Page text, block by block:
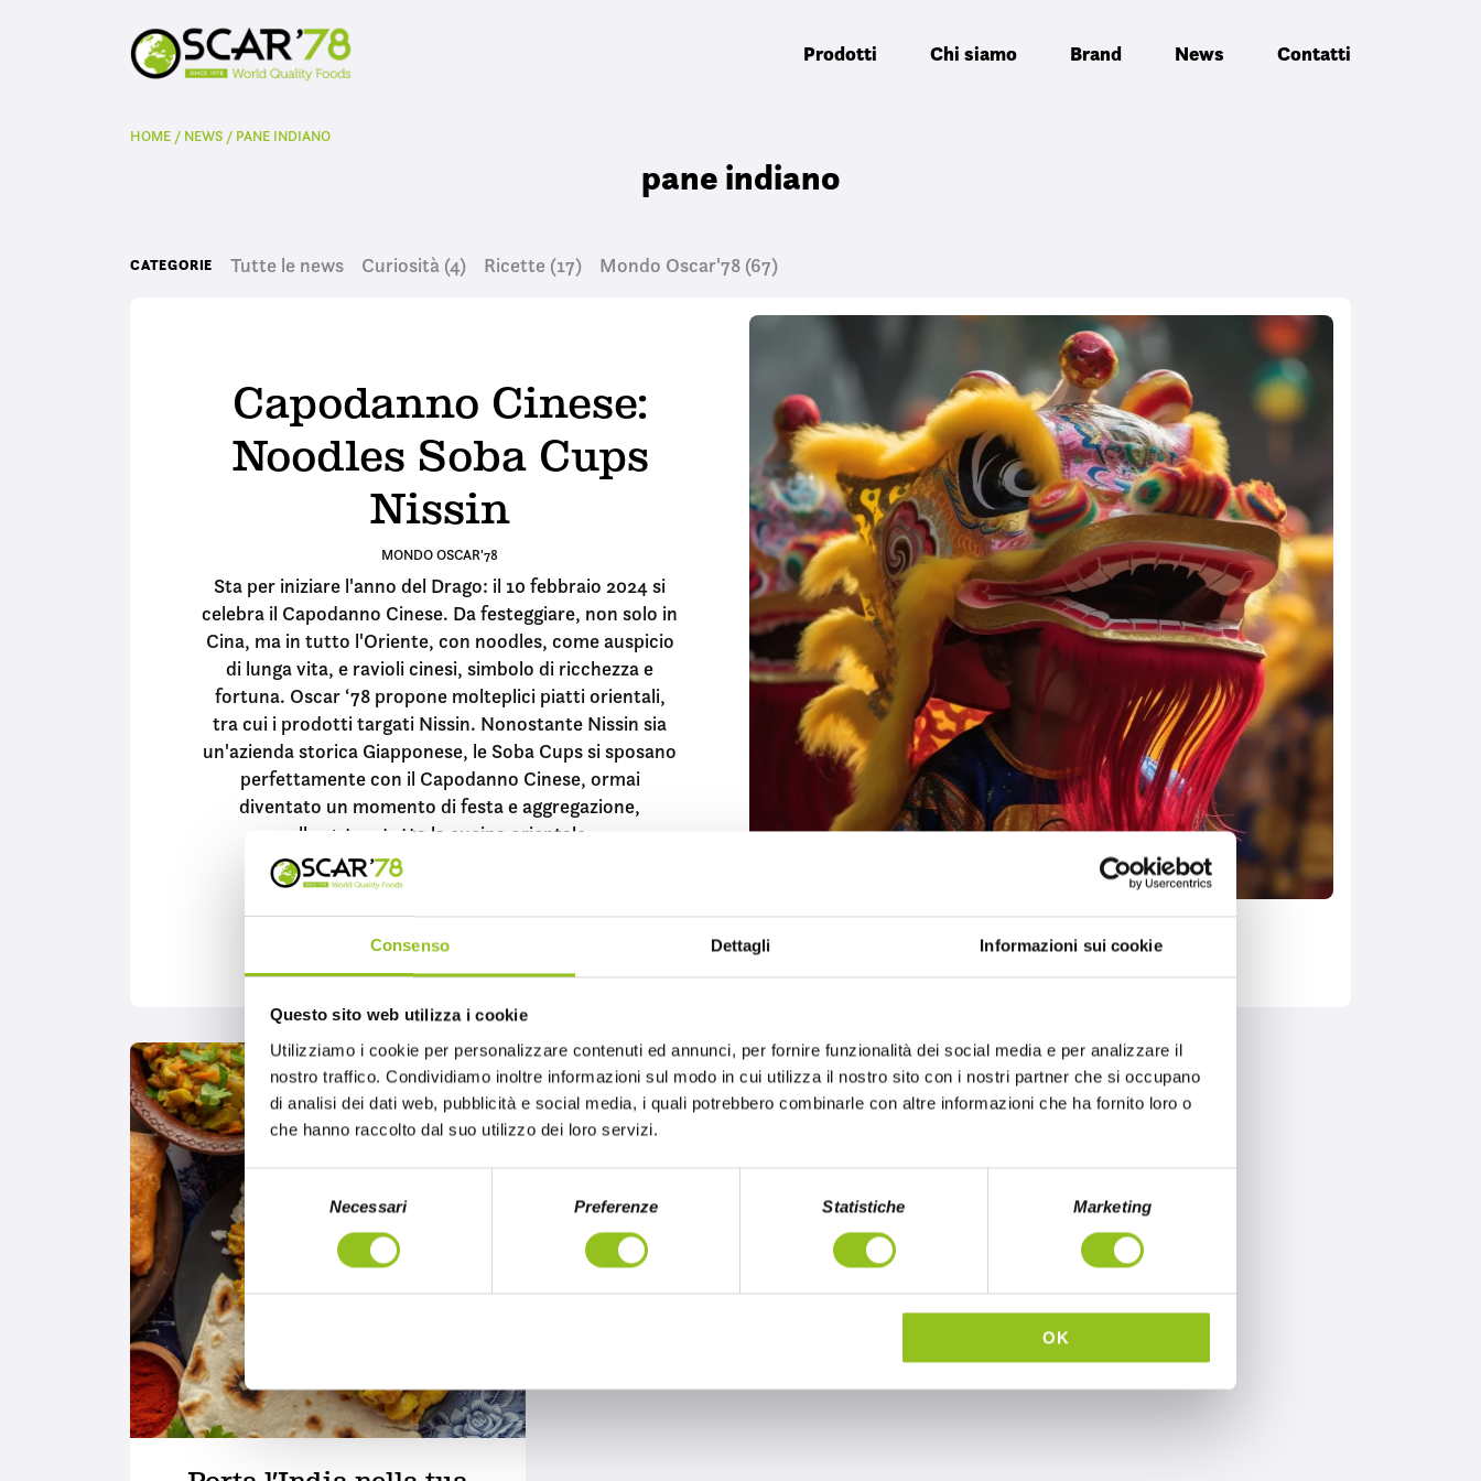
Consenso Dettagli Informazioni sui cookie
Questo sito web utilizza i cookie
Utilizziamo i cookie per personalizzare contenuti ed annunci, per fornire funzionalità dei social media e per analizzare il
nostro traffico. Condividiamo inoltre informazioni sul modo in cui utilizza il nostro sito con i nostri partner che si occupano
di analisi dei dati web, pubblicità e social media, i quali potrebbero combinarle con altre informazioni che ha fornito loro o
che hanno raccolto dal suo utilizzo dei loro servizi.
S
e
l
e
z
i
o
n
e
Necessari Preferenze Statistiche Marketing
OK
Prodotti Chi siamo Brand News Contatti
HOME / NEWS / PANE INDIANO
pane indiano
CATEGORIE Tutte le news Curiosità (4) Ricette (17) Mondo Oscar'78 (67)
Capodanno Cinese:
Noodles Soba Cups
Nissin
MONDO OSCAR'78
Sta per iniziare l'anno del Drago: il 10 febbraio 2024 si
celebra il Capodanno Cinese. Da festeggiare, non solo in
Cina, ma in tutto l'Oriente, con noodles, come auspicio
di lunga vita, e ravioli cinesi, simbolo di ricchezza e
fortuna. Oscar ‘78 propone molteplici piatti orientali,
tra cui i prodotti targati Nissin. Nonostante Nissin sia
un'azienda storica Giapponese, le Soba Cups si sposano
perfettamente con il Capodanno Cinese, ormai
diventato un momento di festa e aggregazione,
allargato a tutta la cucina orientale.
10 FEB 2024
CONTINUA A LEGGERE